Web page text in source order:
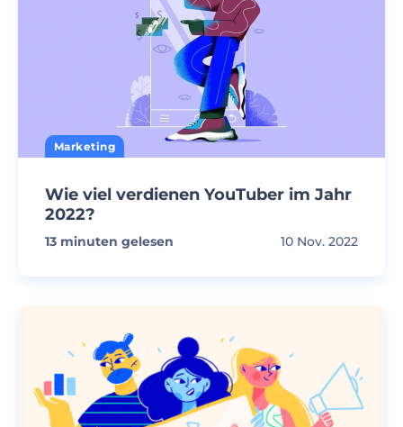
Marketing
Wie viel verdienen YouTuber im Jahr
2022?
13 minuten gelesen 10 Nov. 2022